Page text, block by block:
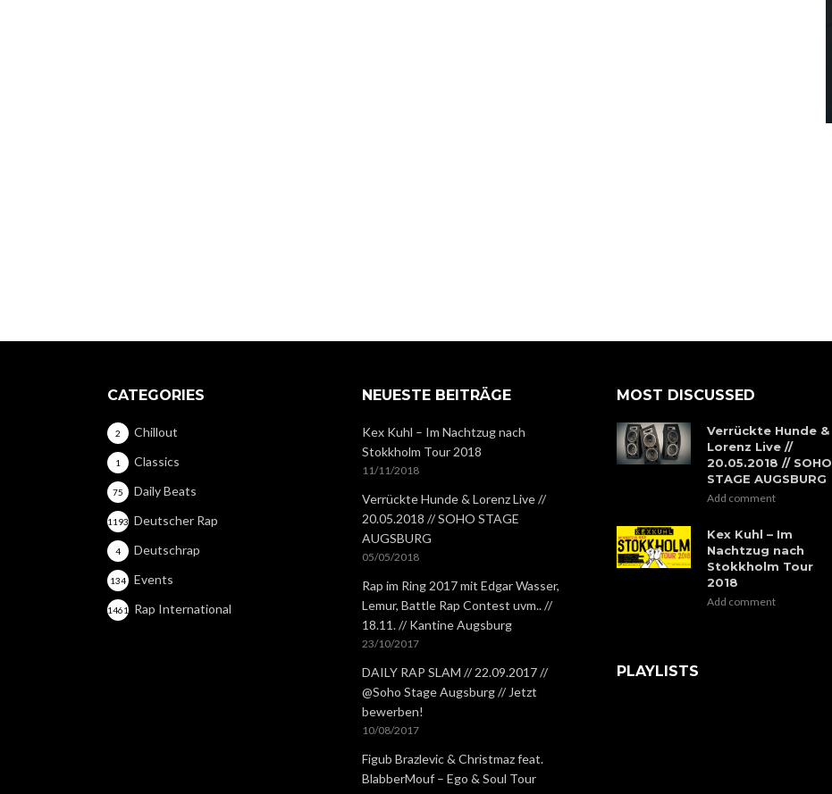
CATEGORIES
Chillout
2
Classics
1
Daily Beats
75
Deutscher Rap
1193
Deutschrap
4
Events
134
Rap International
1461
NEUESTE BEITRÄGE
Kex Kuhl – Im Nachtzug nach
Stokkholm Tour 2018
11/11/2018
Verrückte Hunde & Lorenz Live //
20.05.2018 // SOHO STAGE
AUGSBURG
05/05/2018
Rap im Ring 2017 mit Edgar Wasser,
Lemur, Battle Rap Contest uvm.. //
18.11. // Kantine Augsburg
23/10/2017
DAILY RAP SLAM // 22.09.2017 //
@Soho Stage Augsburg // Jetzt
bewerben!
10/08/2017
Figub Brazlevic & Christmaz feat.
BlabberMouf – Ego & Soul Tour
MOST DISCUSSED
Verrückte Hunde &
Lorenz Live //
20.05.2018 // SOHO
STAGE AUGSBURG
Add comment
Kex Kuhl – Im
Nachtzug nach
Stokkholm Tour
2018
Add comment
PLAYLISTS